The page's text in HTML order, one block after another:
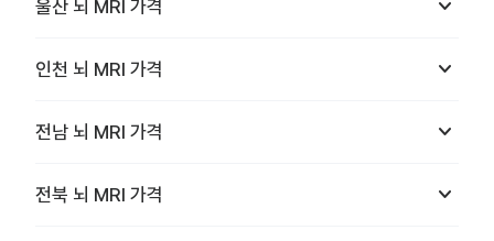
울산 뇌 MRI 가격 keyboard_arrow_down
인천 뇌 MRI 가격 keyboard_arrow_down
전남 뇌 MRI 가격 keyboard_arrow_down
전북 뇌 MRI 가격 keyboard_arrow_down